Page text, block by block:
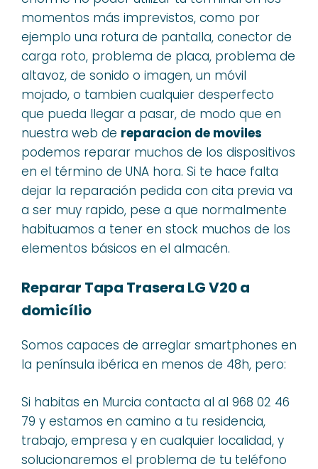
momentos más imprevistos, como por
ejemplo una rotura de pantalla, conector de
carga roto, problema de placa, problema de
altavoz, de sonido o imagen, un móvil
mojado, o tambien cualquier desperfecto
que pueda llegar a pasar, de modo que en
nuestra web de reparacion de moviles
podemos reparar muchos de los dispositivos
en el término de UNA hora. Si te hace falta
dejar la reparación pedida con cita previa va
a ser muy rapido, pese a que normalmente
habituamos a tener en stock muchos de los
elementos básicos en el almacén.
Reparar Tapa Trasera LG V20 a
domicílio
Somos capaces de arreglar smartphones en
la península ibérica en menos de 48h, pero:
Si habitas en Murcia contacta al al 968 02 46
79 y estamos en camino a tu residencia,
trabajo, empresa y en cualquier localidad, y
solucionaremos el problema de tu teléfono